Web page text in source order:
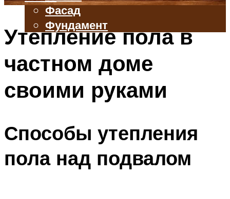
Фасад
Фундамент
БАЛКОН И ЛОДЖИЯ
ВЕНТИЛЯЦИЯ
ТРУБЫ
Утепление пола в
частном доме
своими руками
Способы утепления
пола над подвалом